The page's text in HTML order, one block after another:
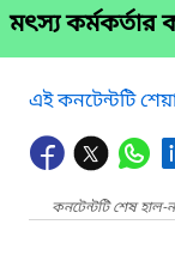
মৎস্য কর্মকর্তার
এই কনটেন্টটি
কনটেন্টটি শেষ